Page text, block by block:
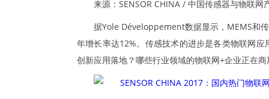
来源：SENSOR CHINA / 中国传感器与物联网
据Yole Développement数据显示，MEMS和
年增长率达12%。传感技术的进步是各类物联网
创新应用落地？哪些行业领域的物联网+企业正在